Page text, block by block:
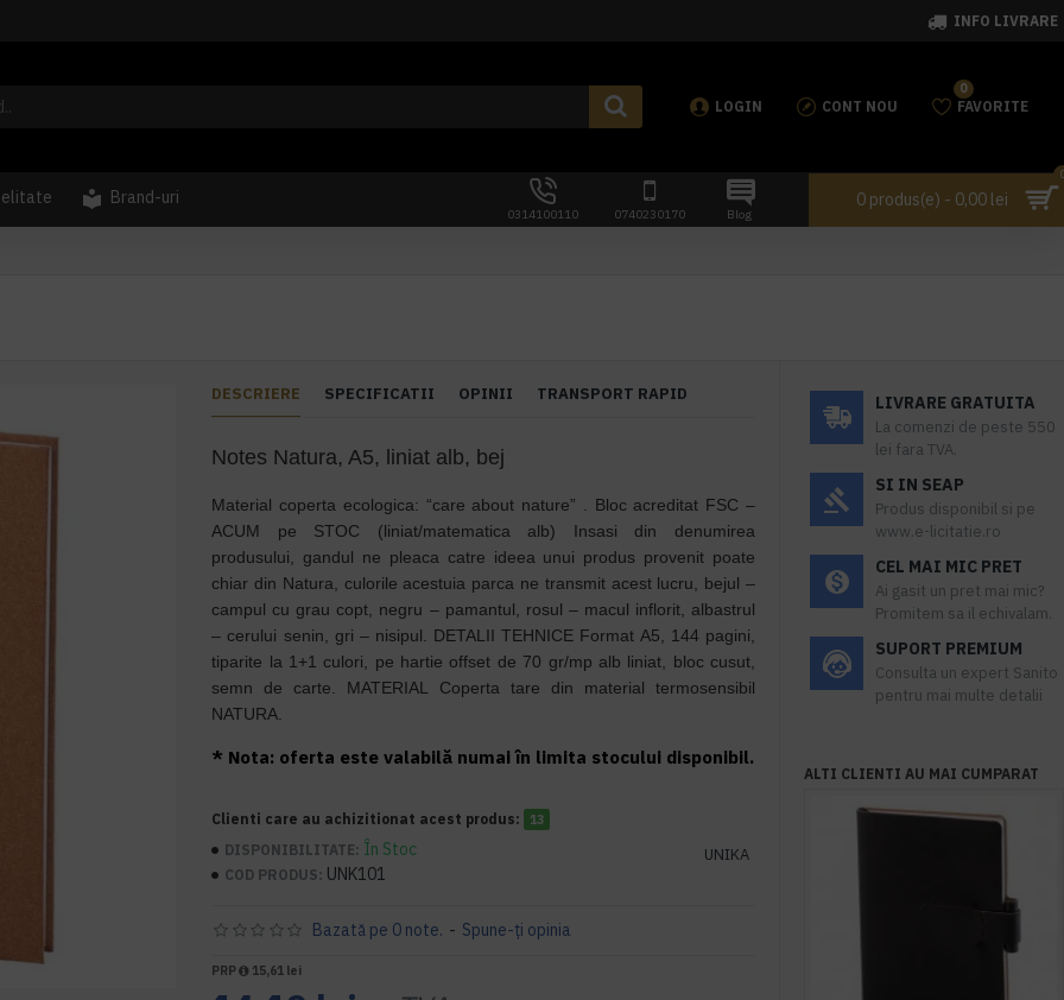
INFO LIVRARE
LOGIN CONT NOU FAVORITE
0
Brand-uri
0314100110 0740230170 Blog
0 produs(e) - 0,00 lei
DESCRIERE SPECIFICATII OPINII TRANSPORT RAPID
Notes Natura, A5, liniat alb, bej
Material coperta ecologica: “care about nature” . Bloc acreditat FSC –
ACUM pe STOC (liniat/matematica alb) Insasi din denumirea
produsului, gandul ne pleaca catre ideea unui produs provenit poate
chiar din Natura, culorile acestuia parca ne transmit acest lucru, bejul –
campul cu grau copt, negru – pamantul, rosul – macul inflorit, albastrul
– cerului senin, gri – nisipul. DETALII TEHNICE Format A5, 144 pagini,
tiparite la 1+1 culori, pe hartie offset de 70 gr/mp alb liniat, bloc cusut,
semn de carte. MATERIAL Coperta tare din material termosensibil
NATURA.
* Nota: oferta este valabilă numai în limita stocului disponibil.
Clienti care au achizitionat acest produs: 13
DISPONIBILITATE: În Stoc
COD PRODUS: UNK101
UNIKA
Bazată pe 0 note. - Spune-ţi opinia
PRP 15,61 lei
LIVRARE GRATUITA
La comenzi de peste 550
lei fara TVA.
SI IN SEAP
Produs disponibil si pe
www.e-licitatie.ro
CEL MAI MIC PRET
Ai gasit un pret mai mic?
Promitem sa il echivalam.
SUPORT PREMIUM
Consulta un expert Sanito
pentru mai multe detalii
ALTI CLIENTI AU MAI CUMPARAT